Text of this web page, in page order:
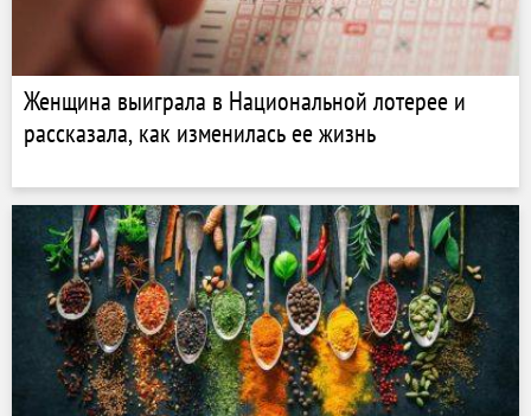
Женщина выиграла в Национальной лотерее и
рассказала, как изменилась ее жизнь